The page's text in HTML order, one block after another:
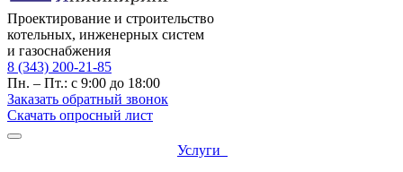
Проектирование и строительство
котельных, инженерных систем
и газоснабжения
8 (343) 200-21-85
Пн. – Пт.: с 9:00 до 18:00
Заказать обратный звонок
Скачать опросный лист
Услуги